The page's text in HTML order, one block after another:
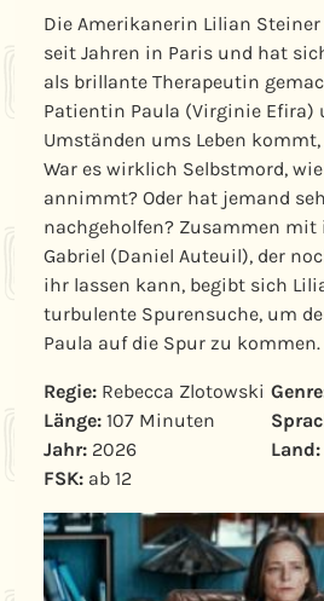
Die Amerikanerin Lilian Steiner
seit Jahren in Paris und hat
als brillante Therapeutin
Patientin Paula (Virginie Efira)
Umständen ums Leben
War es wirklich Selbstmord,
annimmt? Oder hat jemand
nachgeholfen? Zusammen mit
Gabriel (Daniel Auteuil), der
ihr lassen kann, begibt sich
turbulente Spurensuche, um
Paula auf die Spur zu kommen.
Regie: Rebecca Zlotowski
Länge: 107 Minuten
Jahr: 2026 Land:
FSK: ab 12